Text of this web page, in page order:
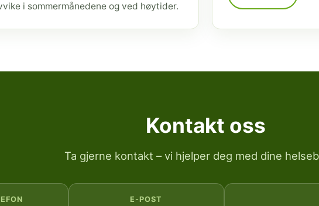
i sommermånedene og ved høytider.
Kontakt oss
Ta gjerne kontakt – vi hjelper deg med dine
E-POST